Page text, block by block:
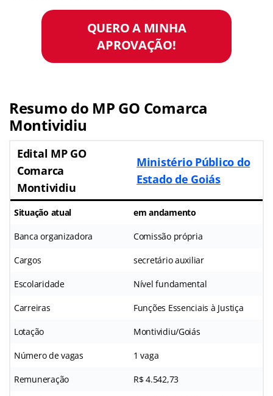
QUERO A MINHA
APROVAÇÃO!
Resumo do MP GO Comarca
Montividiu
Edital MP GO
Comarca
Montividiu
Ministério Público do
Estado de Goiás
Situação atual em andamento
Banca organizadora Comissão própria
Cargos secretário auxiliar
Escolaridade Nível fundamental
Carreiras Funções Essenciais à Justiça
Lotação Montividiu/Goiás
Número de vagas 1 vaga
Remuneração R$ 4.542,73